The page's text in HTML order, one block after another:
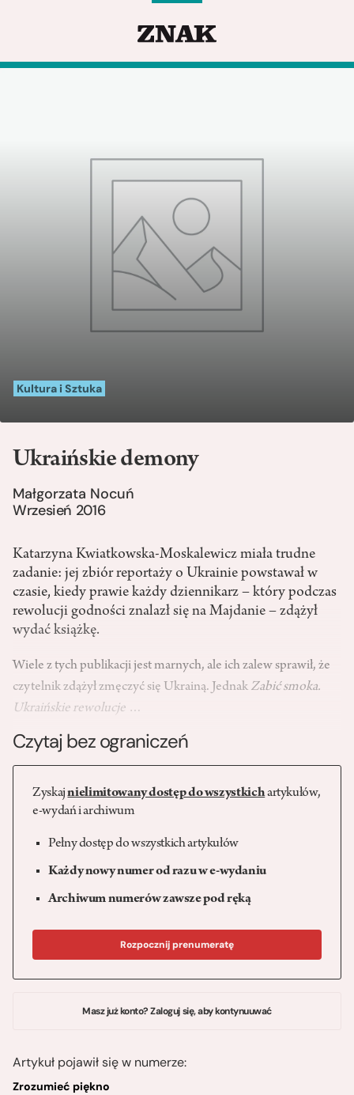
Kultura i Sztuka
Ukraińskie demony
Małgorzata Nocuń
Wrzesień 2016
Katarzyna Kwiatkowska-Moskalewicz miała trudne
zadanie: jej zbiór reportaży o Ukrainie powstawał w
czasie, kiedy prawie każdy dziennikarz – który podczas
rewolucji godności znalazł się na Majdanie – zdążył
wydać książkę.
Wiele z tych publikacji jest marnych, ale ich zalew sprawił, że
czytelnik zdążył zmęczyć się Ukrainą. Jednak Zabić smoka.
Ukraińskie rewolucje …
Czytaj bez ograniczeń
Zyskajnielimitowany dostęp do wszystkichartykułów,
e-wydań i archiwum
Pełny dostęp do wszystkich artykułów
Każdy nowy numer od razu w e-wydaniu
Archiwum numerów zawsze pod ręką
Rozpocznij prenumeratę
Masz już konto? Zaloguj się, aby kontynuuwać
Artykuł pojawił się w numerze:
Zrozumieć piękno